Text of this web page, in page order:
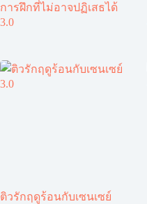
การฝึกที่ไม่อาจปฏิเสธได้
3.0
ติวรักฤดูร้อนกับเซนเซย์